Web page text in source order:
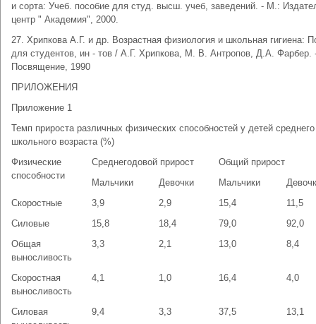
и сорта: Учеб. пособие для студ. высш. учеб, заведений. - М.:
центр " Академия", 2000.
27. Хрипкова А.Г. и др. Возрастная физиология и школьная гигиена:
для студентов, ин - тов / А.Г. Хрипкова, М. В. Антропов, Д.А.
Посвящение, 1990
ПРИЛОЖЕНИЯ
Приложение 1
Темп прироста различных физических способностей у детей среднего
школьного возраста (%)
Физические
способности
Среднегодовой прирост
Общий прирост
Мальчики
Девочки Мальчики
Скоростные
3,9 2,9 15,4
11,5
Силовые
15,8 18,4 79,0
92,0
Общая
выносливость
3,3 2,1 13,0 8,4
Скоростная
выносливость
4,1 1,0 16,4 4,0
Силовая
9,4 3,3 37,5 13,1